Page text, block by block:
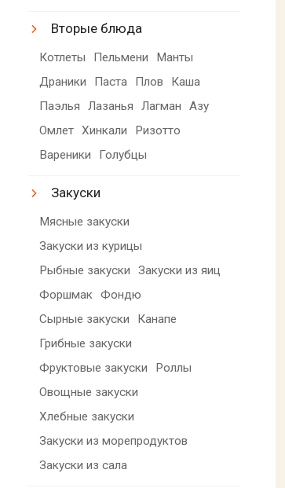
Вторые блюда
Котлеты Пельмени
Манты
Драники
Паста Плов
Каша
Паэлья
Лазанья Лагман
Азу
Омлет Хинкали
Ризотто
Вареники
Голубцы
Закуски
Мясные закуски
Закуски из курицы
Рыбные закуски
Закуски из яиц
Форшмак Фондю
Сырные закуски
Канапе
Грибные закуски
Фруктовые закуски
Роллы
Овощные закуски
Хлебные закуски
Закуски из морепродуктов
Закуски из сала